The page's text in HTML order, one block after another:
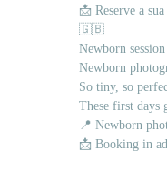
📩 Reserve a
🇬🇧
Newborn
Newborn
So tiny, so
These first days
📍 Newborn
📩 Booking in